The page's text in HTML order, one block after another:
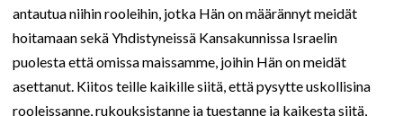
antautua niihin rooleihin, jotka Hän on määrännyt meidät
hoitamaan sekä Yhdistyneissä Kansakunnissa Israelin
puolesta että omissa maissamme, joihin Hän on meidät
asettanut. Kiitos teille kaikille siitä, että pysytte uskollisina
rooleissanne, rukouksistanne ja tuestanne ja kaikesta siitä,